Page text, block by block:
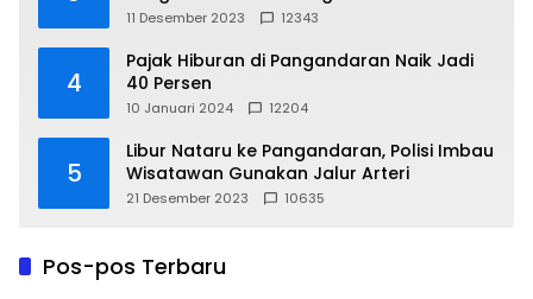
11 Desember 2023 12343
4
Pajak Hiburan di Pangandaran Naik Jadi
40 Persen
10 Januari 2024 12204
5
Libur Nataru ke Pangandaran, Polisi Imbau
Wisatawan Gunakan Jalur Arteri
21 Desember 2023 10635
Pos-pos Terbaru